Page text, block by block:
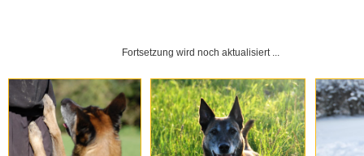
Fortsetzung wird noch aktualisiert ...